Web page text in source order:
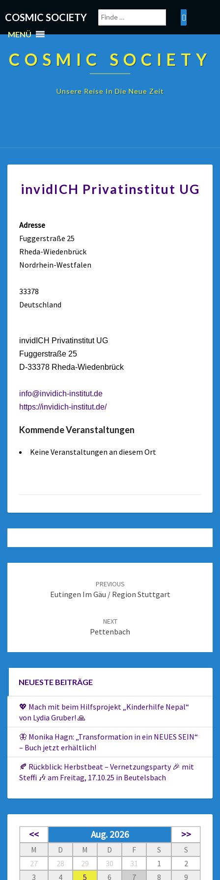
COSMIC SOCIETY
MENÜ
COSMIC SOCIETY
Unsere Reise In Die Neue Zeit
invidICH Privatinstitut UG
Adresse
Fuggerstraße 25
Rheda-Wiedenbrück
Nordrhein-Westfalen
33378
Deutschland
invidICH Privatinstitut UG
Fuggerstraße 25
D-33378 Rheda-Wiedenbrück
info@invidich-institut.de
https://invidich-institut.de/
Kommende Veranstaltungen
Keine Veranstaltungen an diesem Ort
PREVIOUS
Eutingen Im Gäu / Region Stuttgart
NEXT
Pettenbach
NEUESTE BEITRÄGE
💖 Mach mit beim Hilfsprojekt „Kinderhilfe Nepal“
von Lydia Gruber! 🙏
🦋 Monika Hagn: „Transformation in ein NEUES SEIN“
– Buch jetzt erhältlich!
🍂 Rückblick: Herbstbeat – Vernetzungsparty 🎉 mit
Steffi 🎶 am Freitag, 17.10.25 in Beutelsbach
<< Aug. 2026 >>
M D M D F S
S
27
28 29 30 31 1
2
3
4 5 6 7 8 9